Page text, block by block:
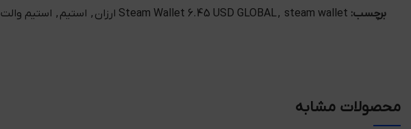
برچسب:
Steam Wallet 6.45 USD GLOBAL, steam wallet ارزان , استیم , استیم والت
محصولات مشابه